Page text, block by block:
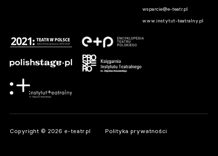
wsparcie@e-teatr.pl
www.instytut-teatralny.pl
Copyright © 2026 e-teatr.pl Polityka prywatności